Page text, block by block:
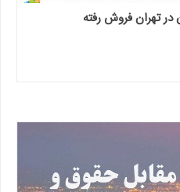
در تهران فروش رفته